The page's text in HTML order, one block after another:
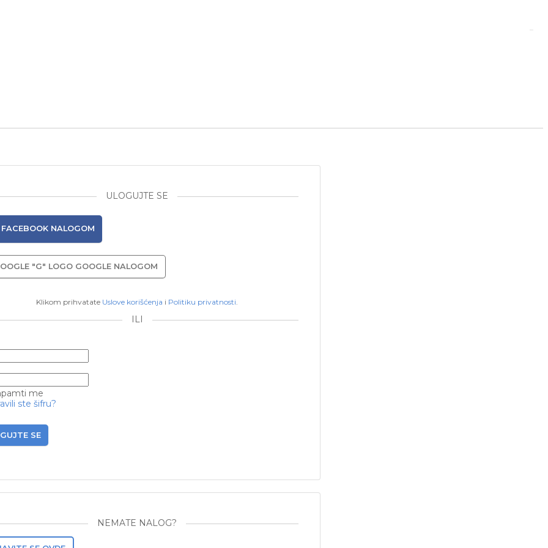
ULOGUJTE SE
FACEBOOK NALOGOM
GOOGLE NALOGOM
Klikom prihvatate Uslove korišćenja i Politiku privatnosti.
ILI
me
ste šifru?
SE
NEMATE NALOG?